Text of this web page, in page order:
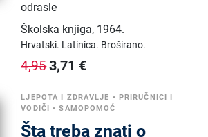
odrasle
Školska knjiga, 1964.
Hrvatski. Latinica. Broširano.
4,953,71 €
LJEPOTA I ZDRAVLJE • PRIRUČNICI I
VODIČI •SAMOPOMOĆ
Šta treba znati o